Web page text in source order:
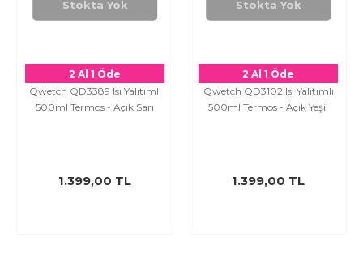
Stokta Yok
2 Al 1 Öde
Qwetch QD3389 Isı Yalıtımlı
500ml Termos - Açık Sarı
1.399,00 TL
Stokta Yok
2 Al 1 Öde
Qwetch QD3102 Isı Yalıtımlı
500ml Termos - Açık Yeşil
1.399,00 TL